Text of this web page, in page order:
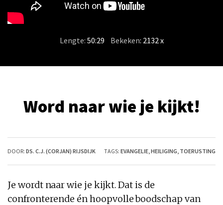
Lengte: 50:29 Bekeken: 2132 x
Word naar wie je kijkt!
DOOR: DS. C.J. (CORJAN) RIJSDIJK TAGS: EVANGELIE HEILIGING TOERUSTING
Je wordt naar wie je kijkt. Dat is de
confronterende én hoopvolle boodschap van